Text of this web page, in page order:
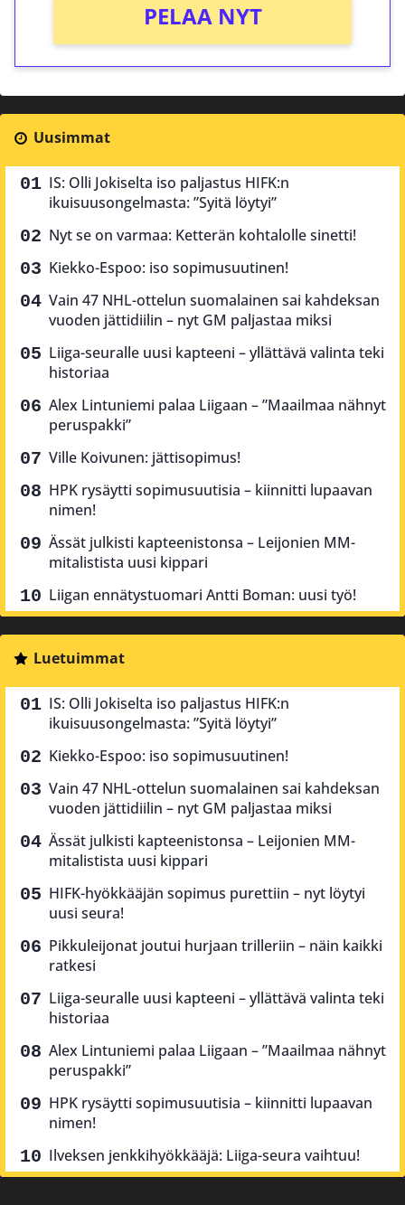
PELAA NYT
Uusimmat
IS: Olli Jokiselta iso paljastus HIFK:n
ikuisuusongelmasta: ”Syitä löytyi”
Nyt se on varmaa: Ketterän kohtalolle sinetti!
Kiekko-Espoo: iso sopimusuutinen!
Vain 47 NHL-ottelun suomalainen sai kahdeksan
vuoden jättidiilin – nyt GM paljastaa miksi
Liiga-seuralle uusi kapteeni – yllättävä valinta teki
historiaa
Alex Lintuniemi palaa Liigaan – ”Maailmaa nähnyt
peruspakki”
Ville Koivunen: jättisopimus!
HPK rysäytti sopimusuutisia – kiinnitti lupaavan
nimen!
Ässät julkisti kapteenistonsa – Leijonien MM-
mitalistista uusi kippari
Liigan ennätystuomari Antti Boman: uusi työ!
Luetuimmat
IS: Olli Jokiselta iso paljastus HIFK:n
ikuisuusongelmasta: ”Syitä löytyi”
Kiekko-Espoo: iso sopimusuutinen!
Vain 47 NHL-ottelun suomalainen sai kahdeksan
vuoden jättidiilin – nyt GM paljastaa miksi
Ässät julkisti kapteenistonsa – Leijonien MM-
mitalistista uusi kippari
HIFK-hyökkääjän sopimus purettiin – nyt löytyi
uusi seura!
Pikkuleijonat joutui hurjaan trilleriin – näin kaikki
ratkesi
Liiga-seuralle uusi kapteeni – yllättävä valinta teki
historiaa
Alex Lintuniemi palaa Liigaan – ”Maailmaa nähnyt
peruspakki”
HPK rysäytti sopimusuutisia – kiinnitti lupaavan
nimen!
Ilveksen jenkkihyökkääjä: Liiga-seura vaihtuu!